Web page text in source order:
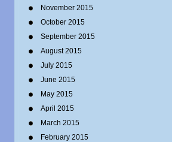
November 2015
October 2015
September 2015
August 2015
July 2015
June 2015
May 2015
April 2015
March 2015
February 2015